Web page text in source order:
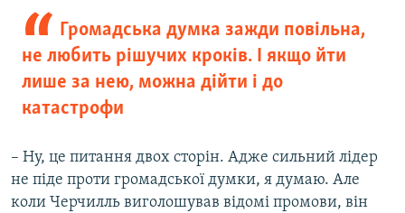
Громадська думка зажди повільна,
не любить рішучих кроків. І якщо йти
лише за нею, можна дійти і до
катастрофи
– Ну, це питання двох сторін. Адже сильний лідер
не піде проти громадської думки, я думаю. Але
коли Черчилль виголошував відомі промови, він